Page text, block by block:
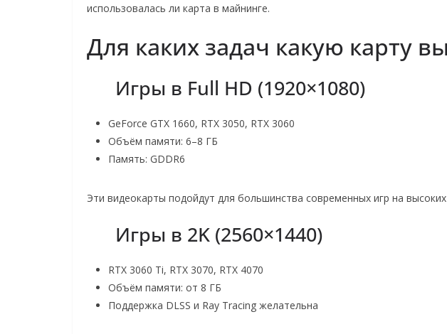
использовалась ли карта в майнинге.
Для каких задач какую карту
Игры в Full HD (1920×1080)
GeForce GTX 1660, RTX 3050, RTX 3060
Объём памяти: 6–8 ГБ
Память: GDDR6
Эти видеокарты подойдут для большинства современных игр на высоких
Игры в 2K (2560×1440)
RTX 3060 Ti, RTX 3070, RTX 4070
Объём памяти: от 8 ГБ
Поддержка DLSS и Ray Tracing желательна